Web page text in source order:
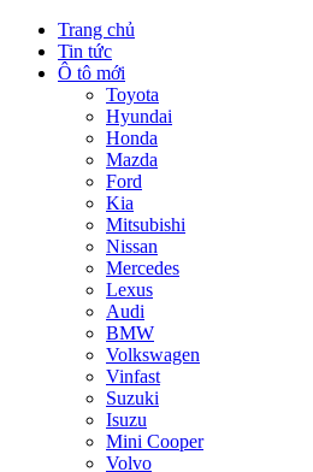
Trang chủ
Tin tức
Ô tô mới
Toyota
Hyundai
Honda
Mazda
Ford
Kia
Mitsubishi
Nissan
Mercedes
Lexus
Audi
BMW
Volkswagen
Vinfast
Suzuki
Isuzu
Mini Cooper
Volvo